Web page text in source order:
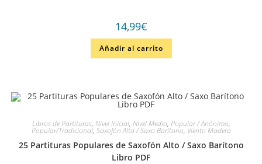
14,99€
Añadir al carrito
Libros de Partituras, Nivel Inicial, Nivel Medio, Popular / Anónimo,
Popular/Tradicional, Saxofón Alto / Saxo Barítono, Viento Madera
25 Partituras Populares de Saxofón Alto / Saxo Barítono
Libro PDF